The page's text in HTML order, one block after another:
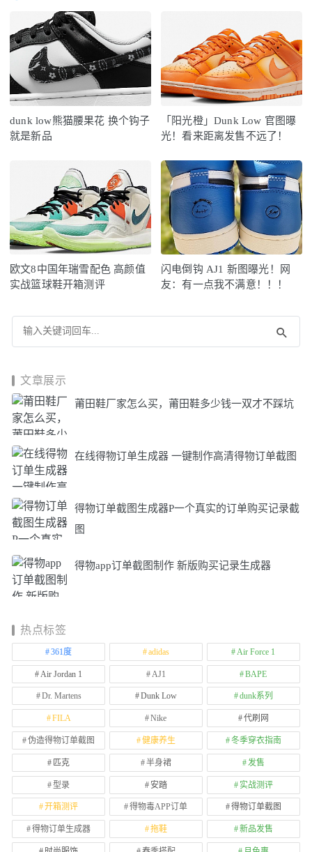
dunk low熊猫腰果花 换个钩子
就是新品
「阳光橙」Dunk Low 官图曝
光！看来距离发售不远了！
欧文8中国年瑞雪配色 高颜值
实战篮球鞋开箱测评
闪电倒钩 AJ1 新图曝光！网
友：有一点我不满意！！！
文章展示
莆田鞋厂家怎么买，莆田鞋多少钱一双才不踩坑
在线得物订单生成器 一键制作高清得物订单截图
得物订单截图生成器P一个真实的订单购买记录截
图
得物app订单截图制作 新版购买记录生成器
热点标签
361度 adidas Air Force 1
Air Jordan 1 AJ1 BAPE
Dr. Martens Dunk Low dunk系列
FILA Nike 代刷网
伪造得物订单截图 健康养生 冬季穿衣指南
匹克 半身裙 发售
型录 安踏 实战测评
开箱测评 得物毒APP订单 得物订单截图
得物订单生成器 拖鞋 新品发售